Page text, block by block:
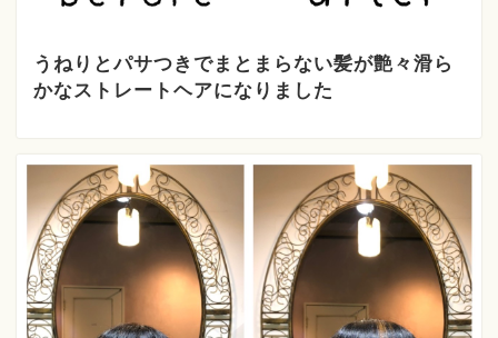
うねりとパサつきでまとまらない髪が艶々滑ら
かなストレートヘアになりました